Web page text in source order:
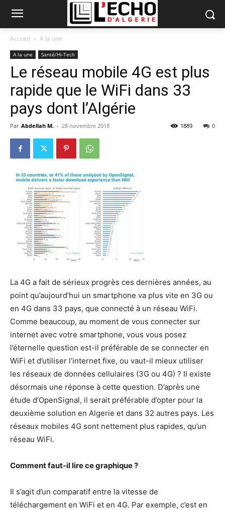
Accueil A la une
A la une Santé/Hi-Tech
Le réseau mobile 4G est plus
rapide que le WiFi dans 33
pays dont l’Algérie
Par Abdellah M. - 28 novembre 2018 0
1889
La 4G a fait de sérieux progrès ces dernières années, au
point qu’aujourd’hui un smartphone va plus vite en 3G ou
en 4G dans 33 pays, que connecté à un réseau WiFi.
Comme beaucoup, au moment de vous connecter sur
internet avec votre smartphone, vous vous posez
l’éternelle question est-il préférable de se connecter en
WiFi et d’utiliser l’internet fixe, ou vaut-il mieux utiliser
les réseaux de données cellulaires (3G ou 4G) ? Il existe
désormais une réponse à cette question. D’après une
étude d’OpenSignal, il serait préférable d’opter pour la
deuxième solution en Algerie et dans 32 autres pays. Les
réseaux mobiles 4G sont nettement plus rapides, qu’un
réseau WiFi.
Comment faut-il lire ce graphique ?
Il s’agit d’un comparatif entre la vitesse de
téléchargement en WiFi et en 4G. Par exemple, c’est en